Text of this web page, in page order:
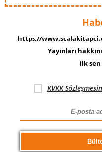
https://
Yayınları
ilk
KVKK